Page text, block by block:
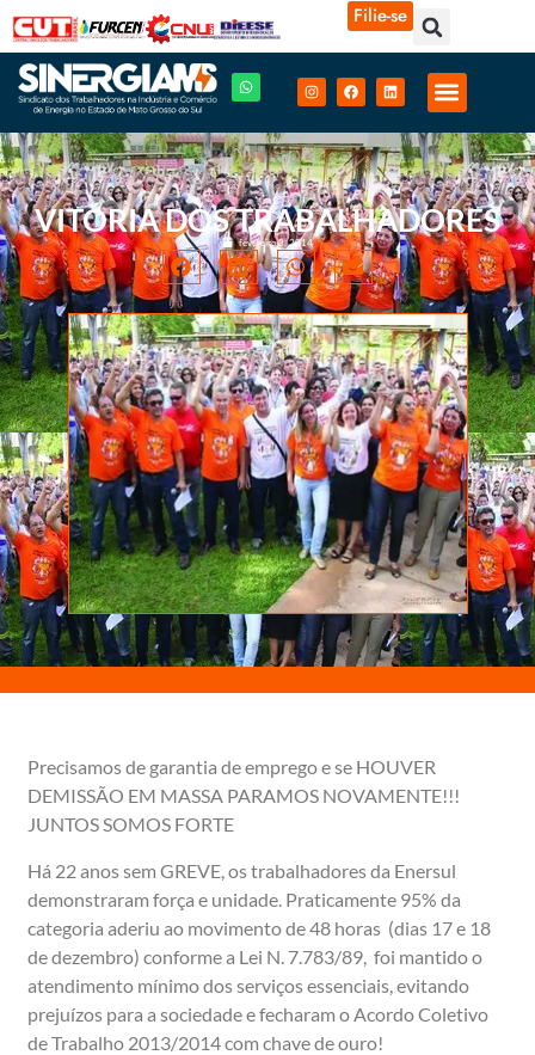
Filie-se
VITÓRIA DOS TRABALHADORES
fevereiro 3, 2014
Precisamos de garantia de emprego e se HOUVER
DEMISSÃO EM MASSA PARAMOS NOVAMENTE!!!
JUNTOS SOMOS FORTE
Há 22 anos sem GREVE, os trabalhadores da Enersul
demonstraram força e unidade. Praticamente 95% da
categoria aderiu ao movimento de 48 horas (dias 17 e 18
de dezembro) conforme a Lei N. 7.783/89, foi mantido o
atendimento mínimo dos serviços essenciais, evitando
prejuízos para a sociedade e fecharam o Acordo Coletivo
de Trabalho 2013/2014 com chave de ouro!